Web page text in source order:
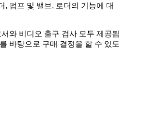
펌프 및 밸브, 로더의 기능에 대
와 비디오 출구 검사 모두 제공됩
바탕으로 구매 결정을 할 수 있도